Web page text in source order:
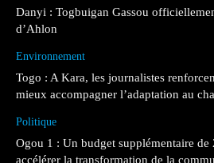
Danyi : Togbuigan Gassou
d’Ahlon
Environnement
Togo : A Kara, les journalistes
mieux accompagner l’adaptation au
Politique
Ogou 1 : Un budget supplémentaire
accélérer la transformation de la